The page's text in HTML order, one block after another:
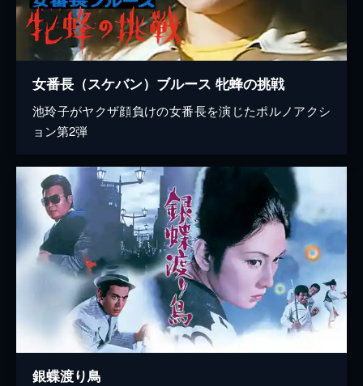
女番長（スケバン）ブルース 牝蜂の挑戦
池玲子がヤクザ顔負けの女番長を演じたポルノアクシ
ョン第2弾
銀蝶渡り鳥